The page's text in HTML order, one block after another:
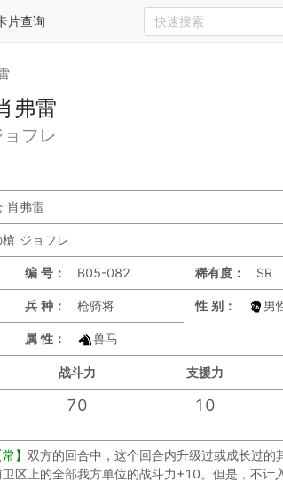
片查询
弗雷
フレ
肖弗雷
ジョフレ
编 号： B05-082 稀有度： SR
兵 种： 枪骑将 性 别： 男
属 性： 兽马
战斗力 支援力
70 10
常】 双方的回合中，这个回合内升级过或成长过
区上的全部我方单位的战斗力+10。但是，不计